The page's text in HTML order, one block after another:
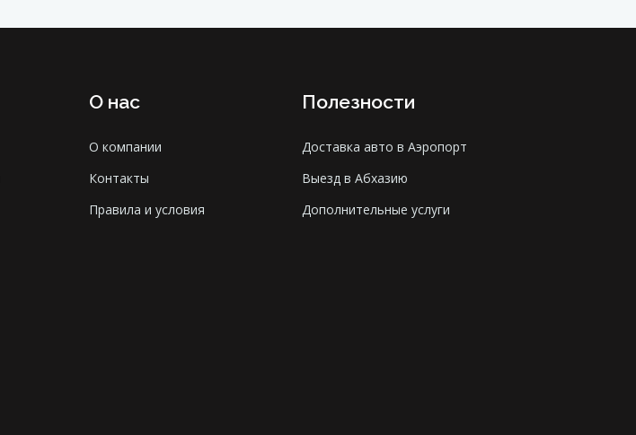
О нас
О компании
Контакты
Правила и условия
Полезности
Доставка авто в Аэропорт
Выезд в Абхазию
Дополнительные услуги